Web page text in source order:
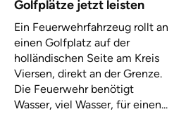
Golfplätze jetzt leisten
Ein Feuerwehrfahrzeug rollt an
einen Golfplatz auf der
holländischen Seite am Kreis
Viersen, direkt an der Grenze.
Die Feuerwehr benötigt
Wasser, viel Wasser, für einen...